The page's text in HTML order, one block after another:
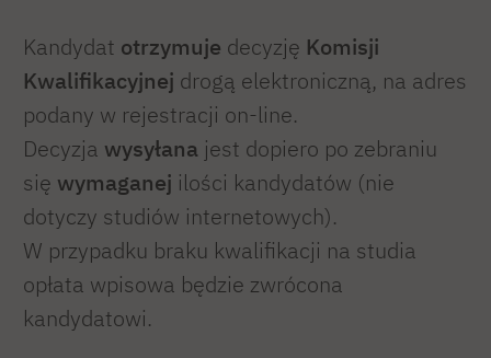
Kandydat otrzymuje decyzję Komisji
Kwalifikacyjnej drogą elektroniczną, na adres
podany w rejestracji on-line.
Decyzja wysyłana jest dopiero po zebraniu
się wymaganej ilości kandydatów (nie
dotyczy studiów internetowych).
W przypadku braku kwalifikacji na studia
opłata wpisowa będzie zwrócona
kandydatowi.